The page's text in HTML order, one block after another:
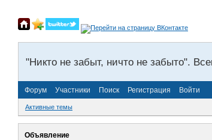
"Никто не забыт, ничто не забыто".
Форум Участники Поиск Регистрация Войти
Активные темы
Объявление